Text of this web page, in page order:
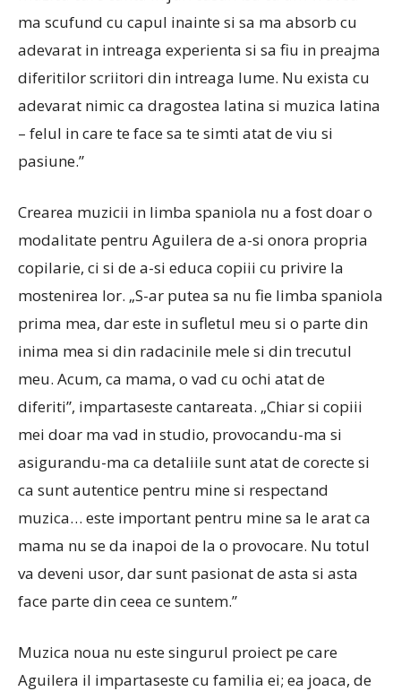
ma scufund cu capul inainte si sa ma absorb cu
adevarat in intreaga experienta si sa fiu in preajma
diferitilor scriitori din intreaga lume. Nu exista cu
adevarat nimic ca dragostea latina si muzica latina
– felul in care te face sa te simti atat de viu si
pasiune.”
Crearea muzicii in limba spaniola nu a fost doar o
modalitate pentru Aguilera de a-si onora propria
copilarie, ci si de a-si educa copiii cu privire la
mostenirea lor. „S-ar putea sa nu fie limba spaniola
prima mea, dar este in sufletul meu si o parte din
inima mea si din radacinile mele si din trecutul
meu. Acum, ca mama, o vad cu ochi atat de
diferiti”, impartaseste cantareata. „Chiar si copiii
mei doar ma vad in studio, provocandu-ma si
asigurandu-ma ca detaliile sunt atat de corecte si
ca sunt autentice pentru mine si respectand
muzica… este important pentru mine sa le arat ca
mama nu se da inapoi de la o provocare. Nu totul
va deveni usor, dar sunt pasionat de asta si asta
face parte din ceea ce suntem.”
Muzica noua nu este singurul proiect pe care
Aguilera il impartaseste cu familia ei; ea joaca, de